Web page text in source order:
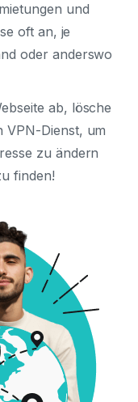
und
oft an, je
oder anderswo
ab, lösche
VPN-Dienst, um
zu ändern
finden!